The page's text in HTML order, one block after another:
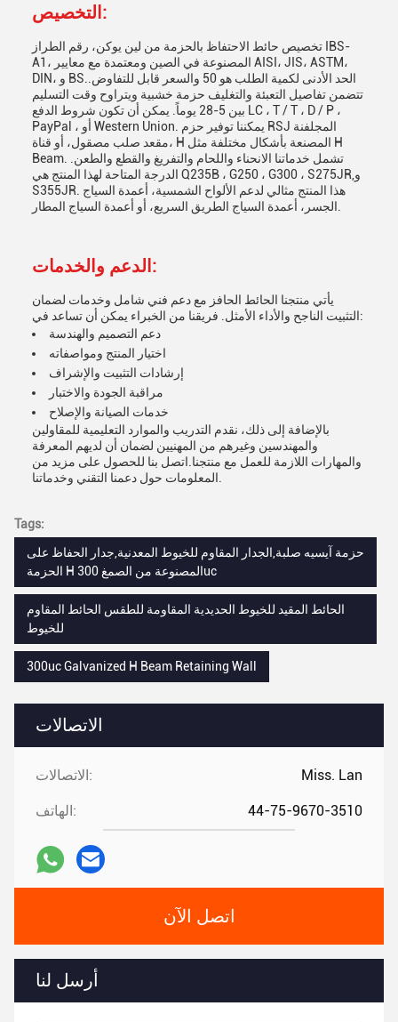
الاتصالات
الاتصالات: Miss. Lan
الهاتف: 44-75-9670-3510
اتصل الآن
أرسل لنا
التخصيص:
تخصيص حائط الاحتفاظ بالحزمة من لين يوكن، رقم الطراز IBS-
A1، المصنوعة في الصين ومعتمدة مع معايير AISI، JIS، ASTM،
DIN، و BS.الحد الأدنى لكمية الطلب هو 50 والسعر قابل للتفاوض.
تتضمن تفاصيل التعبئة والتغليف حزمة خشبية ويتراوح وقت التسليم
بين 5-28 يوماً. يمكن أن تكون شروط الدفع LC ، T / T ، D / P ،
PayPal ، أو Western Union. يمكننا توفير حزم RSJ المجلفنة
،مقعد صلب مصقول، أو قناة H المصنعة بأشكال مختلفة مثل H
Beam. تشمل خدماتنا الانحناء واللحام والتفريغ والقطع والطعن.
الدرجة المتاحة لهذا المنتج هي Q235B ، G250 ، G300 ، S275JR,و
S355JR. هذا المنتج مثالي لدعم الألواح الشمسية، أعمدة السياج
الدعم والخدمات:
يأتي منتجنا الحائط الحافز مع دعم فني شامل وخدمات لضمان
التثبيت الناجح والأداء الأمثل. فريقنا من الخبراء يمكن أن تساعد في:
دعم التصميم والهندسة
اختيار المنتج ومواصفاته
إرشادات التثبيت والإشراف
مراقبة الجودة والاختبار
خدمات الصيانة والإصلاح
بالإضافة إلى ذلك، نقدم التدريب والموارد التعليمية للمقاولين
والمهندسين وغيرهم من المهنيين لضمان أن لديهم المعرفة
والمهارات اللازمة للعمل مع منتجنا.اتصل بنا للحصول على مزيد من
Tags:
حزمة آيسيه صلبة,الجدار المقاوم للخيوط المعدنية,جدار الحفاظ على
الحزمة H المصنوعة من الصمغ 300uc
الحائط المقيد للخيوط الحديدية المقاومة للطقس الحائط المقاوم
للخيوط
300uc Galvanized H Beam Retaining Wall